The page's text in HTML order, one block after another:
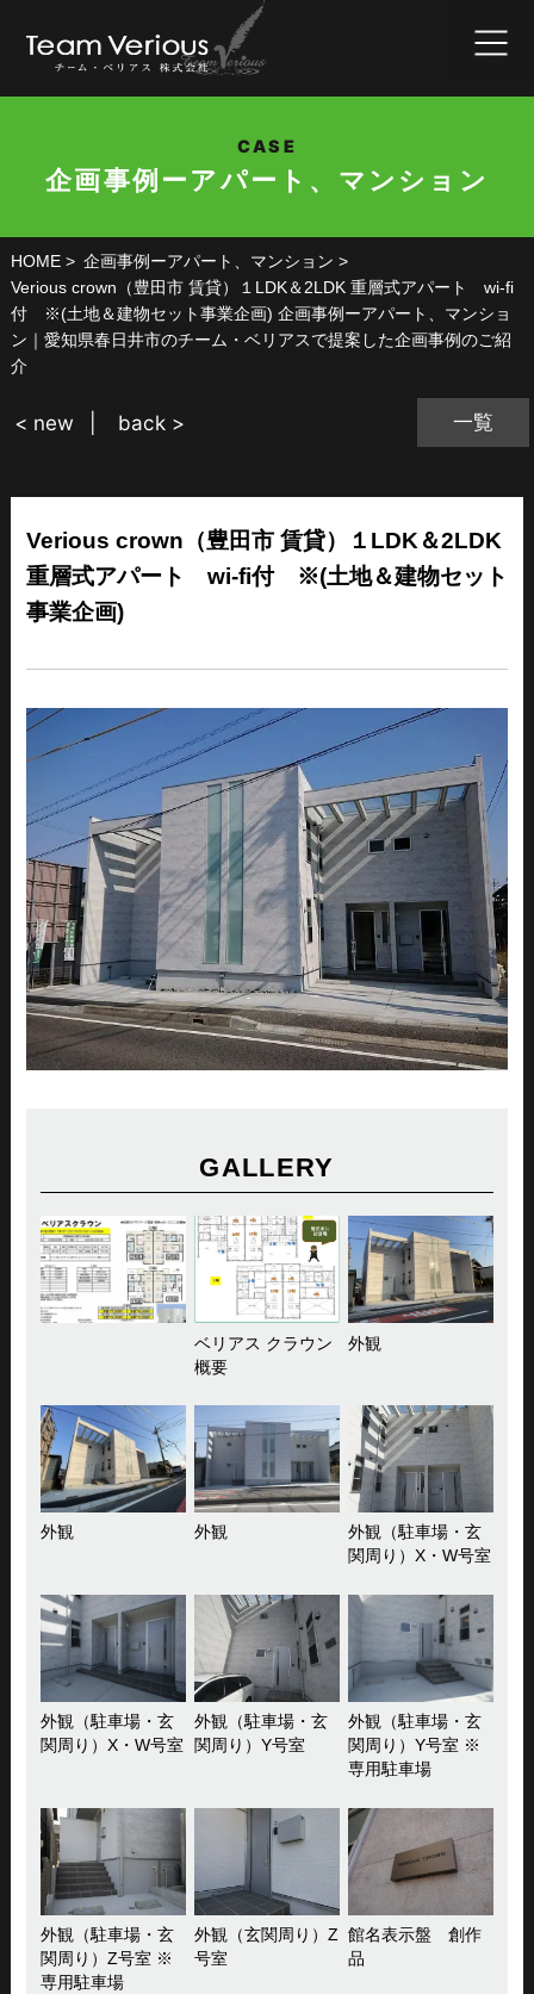
CASE
企画事例ーアパート、マンション
HOME
企画事例ーアパート、マンション
Verious crown（豊田市 賃貸）１LDK＆2LDK 重層式アパート wi-fi
付 ※(土地＆建物セット事業企画) 企画事例ーアパート、マンショ
ン｜愛知県春日井市のチーム・ベリアスで提案した企画事例のご紹
介
一覧
< new back >
Verious crown（豊田市 賃貸）１LDK＆2LDK
重層式アパート wi-fi付 ※(土地＆建物セット
事業企画)
GALLERY
ベリアス クラウン
概要
外観
外観 外観
外観（駐車場・玄
関周り）X・W号室
外観（駐車場・玄
関周り）X・W号室
外観（駐車場・玄
関周り）Y号室
外観（駐車場・玄
関周り）Y号室 ※
専用駐車場
外観（駐車場・玄
関周り）Z号室 ※
専用駐車場
外観（玄関周り）Z
号室
館名表示盤 創作
品